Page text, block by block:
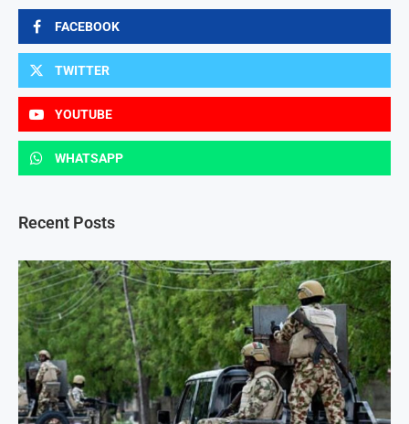
FACEBOOK
TWITTER
YOUTUBE
WHATSAPP
Recent Posts